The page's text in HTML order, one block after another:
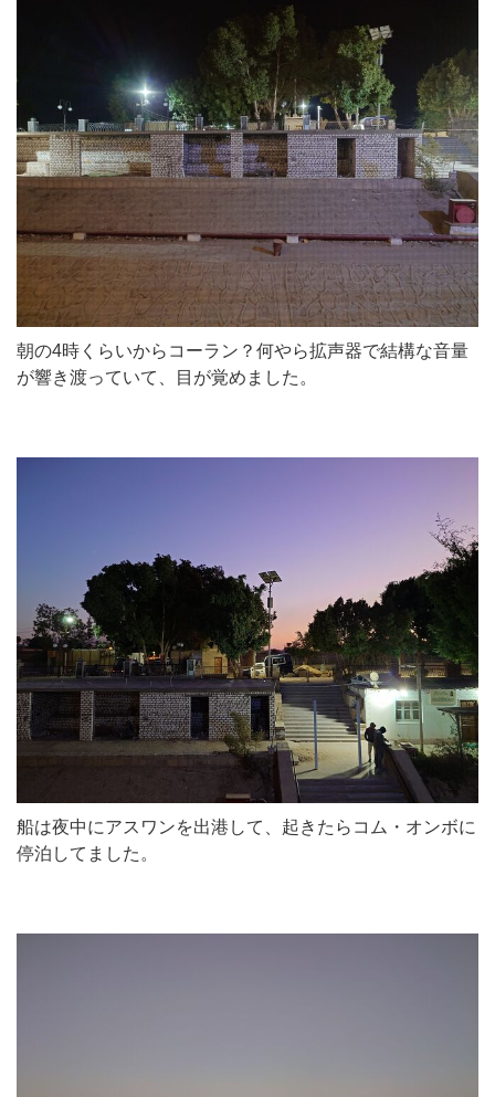
朝の4時くらいからコーラン？何やら拡声器で結構な音量
が響き渡っていて、目が覚めました。
船は夜中にアスワンを出港して、起きたらコム・オンボに
停泊してました。